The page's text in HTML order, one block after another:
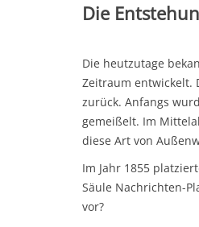
Die
Die heutzutage
Zeitraum entwickelt.
zurück. Anfangs
gemeißelt. Im
diese Art von
Im Jahr 1855
Säule Nachrichten-
vor?